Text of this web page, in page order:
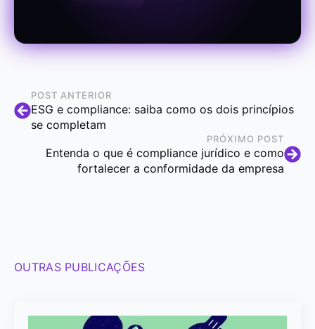
POST ANTERIOR
ESG e compliance: saiba como os dois princípios
se completam
PRÓXIMO POST
Entenda o que é compliance jurídico e como
fortalecer a conformidade da empresa
OUTRAS PUBLICAÇÕES